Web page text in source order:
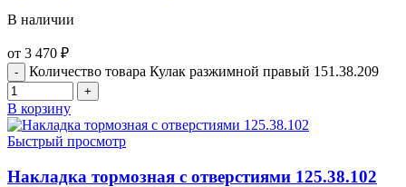
В наличии
от 3 470 ₽
Количество товара Кулак разжимной правый 151.38.209
В корзину
Быстрый просмотр
Накладка тормозная с отверстиями 125.38.102